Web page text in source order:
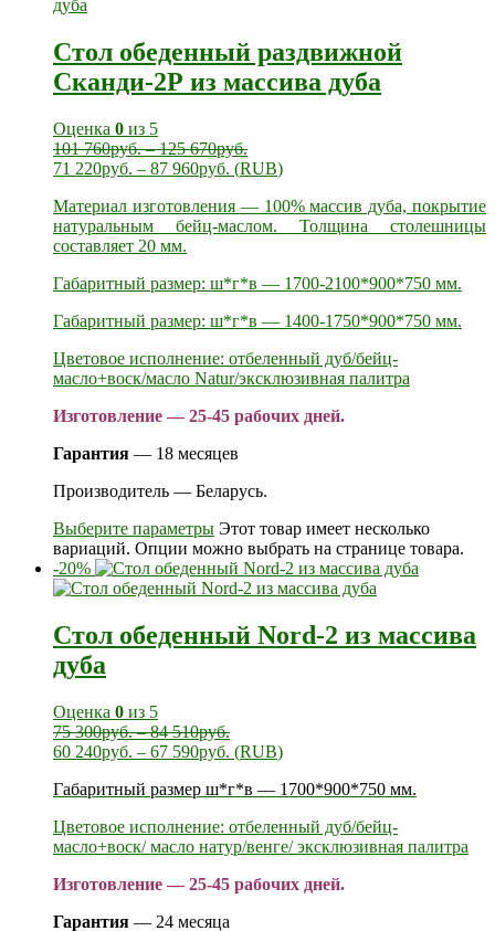
Стол обеденный раздвижной
Сканди-2Р из массива дуба
Оценка 0 из 5
101 760руб.–125 670руб.
71 220руб. – 87 960руб. (RUB)
Материал изготовления — 100% массив дуба, покрытие
натуральным бейц-маслом. Толщина столешницы
составляет 20 мм.
Габаритный размер: ш*г*в — 1700-2100*900*750 мм.
Габаритный размер: ш*г*в — 1400-1750*900*750 мм.
Цветовое исполнение: отбеленный дуб/бейц-
масло+воск/масло Natur/эксклюзивная палитра
Изготовление — 25-45 рабочих дней.
Гарантия — 18 месяцев
Производитель — Беларусь.
Выберите параметры Этот товар имеет несколько
вариаций. Опции можно выбрать на странице товара.
-20%
Стол обеденный Nord-2 из массива
дуба
Оценка 0 из 5
75 300руб.–84 510руб.
60 240руб. – 67 590руб. (RUB)
Габаритный размер ш*г*в — 1700*900*750 мм.
Цветовое исполнение: отбеленный дуб/бейц-
масло+воск/ масло натур/венге/ эксклюзивная палитра
Изготовление — 25-45 рабочих дней.
Гарантия — 24 месяца